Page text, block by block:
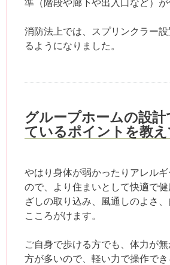
消防法上では、スプリンクラー
るようになりました。
グループホームの設
ているポイントを教
やはり身体が弱かったりアレル
ので、より住まいとして快適で
ざしの取り込み、風通しのよさ
こころがけます。
ご自身で歩ける方でも、体力が
方が多いので、軽い力で操作で